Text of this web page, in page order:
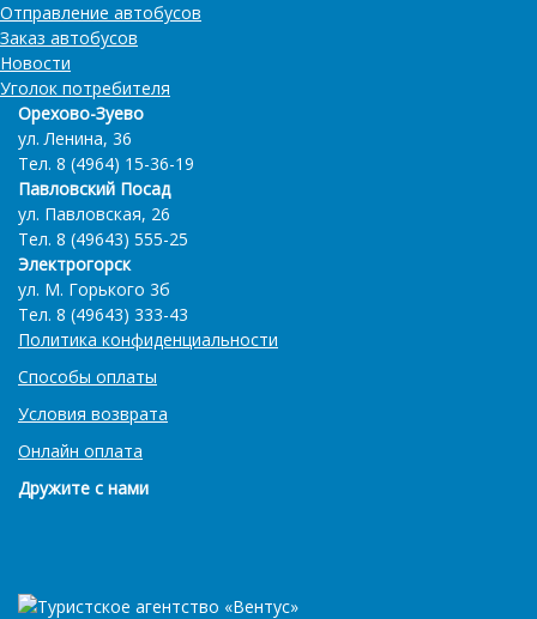
Отправление автобусов
Заказ автобусов
Новости
Уголок потребителя
Орехово-Зуево
ул. Ленина, 36
Тел. 8 (4964) 15-36-19
Павловский Посад
ул. Павловская, 26
Тел. 8 (49643) 555-25
Электрогорск
ул. М. Горького 3б
Тел. 8 (49643) 333-43
Политика конфиденциальности
Способы оплаты
Условия возврата
Онлайн оплата
Дружите с нами